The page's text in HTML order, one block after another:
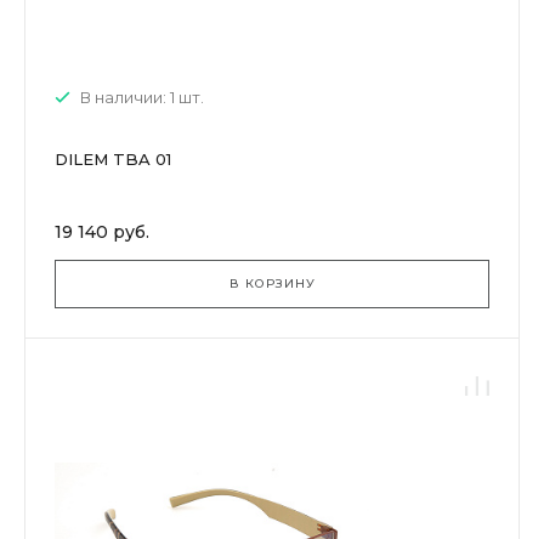
В наличии: 1 шт.
DILEM TBA 01
19 140 руб.
В КОРЗИНУ